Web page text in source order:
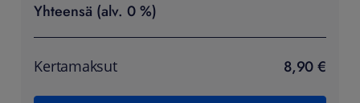
Yhteensä (alv. 0 %)
Kertamaksut 8,90 €